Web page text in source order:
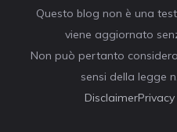
Questo blog non è una
viene aggiornato
Non può pertanto
sensi della legge
Disclaimer